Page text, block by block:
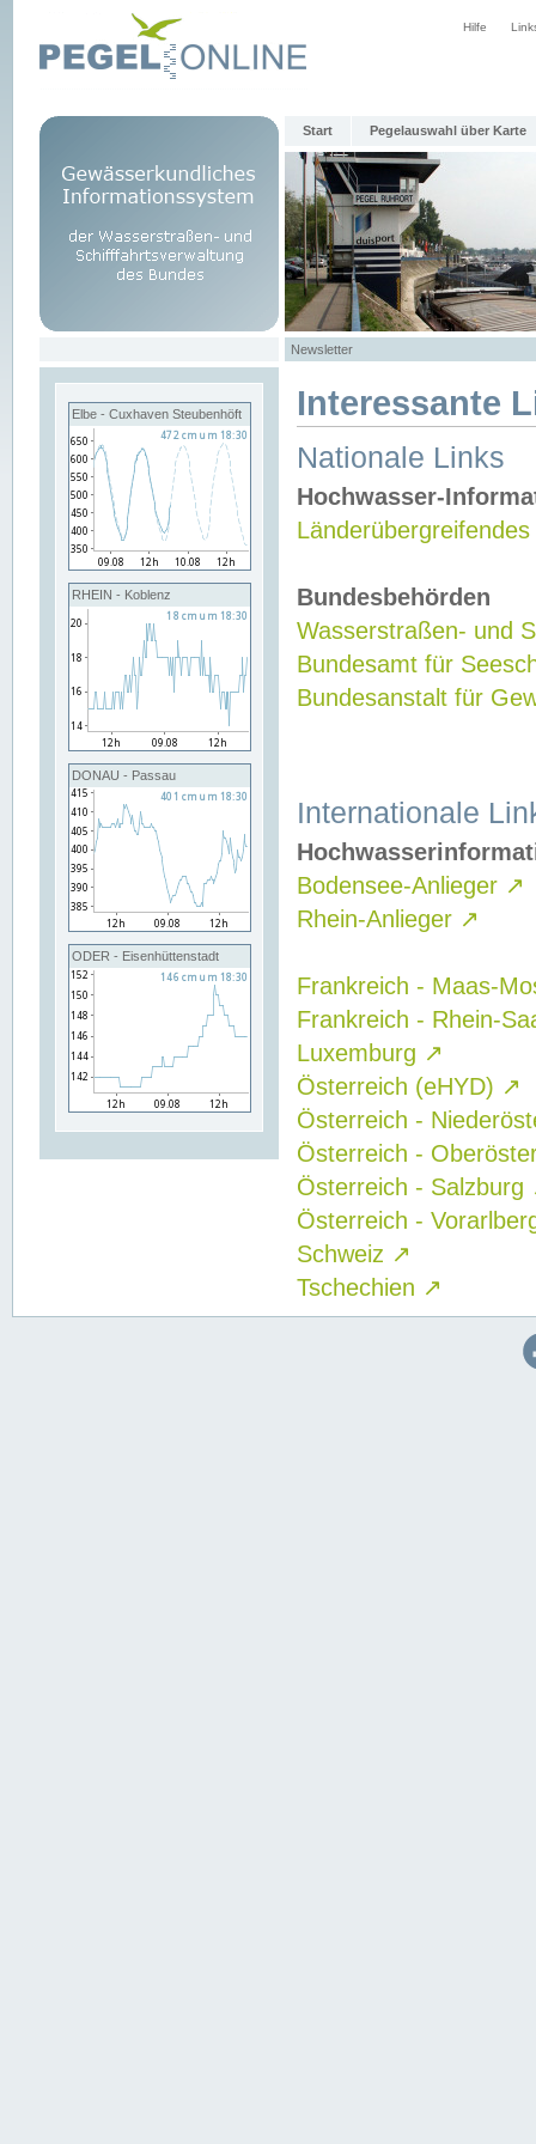
Hilfe
Start Pegelauswahl über Karte
Newsletter
Elbe - Cuxhaven Steubenhöft
RHEIN - Koblenz
DONAU - Passau
ODER - Eisenhüttenstadt
Interessante
Nationale Links
Hochwasser-
Bundesbehörden
Wasserstraßen- und
Bundesamt für
Bundesanstalt für
Internationale
Bodensee-Anlieger ↗
Rhein-Anlieger ↗
Frankreich - Maas-
Frankreich - Rhein-
Luxemburg ↗
Österreich (eHYD) ↗
Österreich -
Österreich -
Österreich - Salzburg
Österreich -
Schweiz ↗
Tschechien ↗